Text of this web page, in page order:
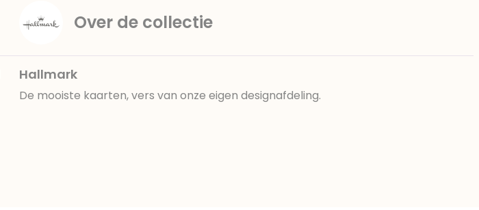
Over de collectie
Hallmark
De mooiste kaarten, vers van onze eigen designafdeling.